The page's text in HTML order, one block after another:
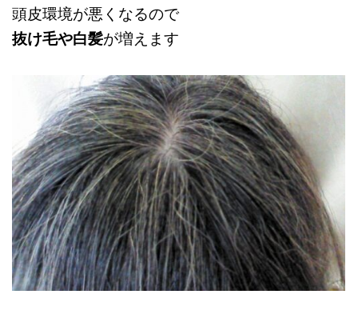
頭皮環境が悪くなるので
抜け毛や白髪が増えます